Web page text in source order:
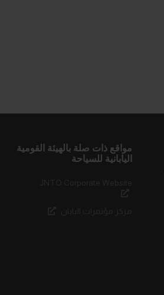
مواقع ذات صلة بالهيئة القومية
اليابانية للسياحة